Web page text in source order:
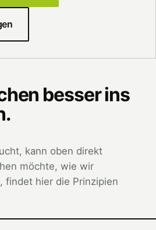
besser ins
kann oben direkt
möchte, wie wir
findet hier die Prinzipien